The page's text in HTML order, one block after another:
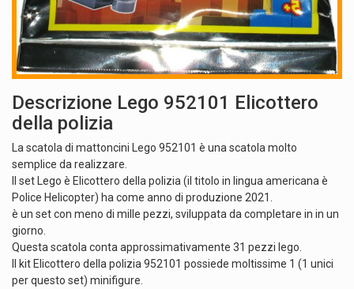
Descrizione Lego 952101 Elicottero
della polizia
La scatola di mattoncini Lego 952101 è una scatola molto
semplice da realizzare.
Il set Lego è Elicottero della polizia (il titolo in lingua americana è
Police Helicopter) ha come anno di produzione 2021.
è un set con meno di mille pezzi, sviluppata da completare in in un
giorno.
Questa scatola conta approssimativamente 31 pezzi lego.
Il kit Elicottero della polizia 952101 possiede moltissime 1 (1 unici
per questo set) minifigure.